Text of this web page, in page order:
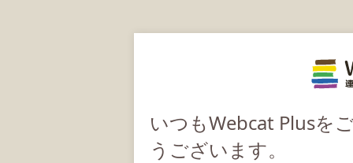
いつもWebcat Plusを
うございます。